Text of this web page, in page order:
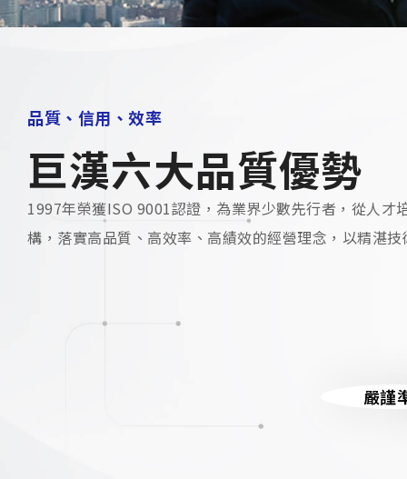
品質、信用、效率
巨漢六大品質優勢
1997年榮獲ISO 9001認證，為業界少數先行者，從人
構，落實高品質、高效率、高績效的經營理念，以精湛
嚴謹